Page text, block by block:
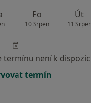
Po
10 Srpen
Út
11 Srpen
termínu není k dispozici
termín